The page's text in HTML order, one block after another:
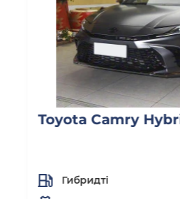
Toyota Camry
Гибридті